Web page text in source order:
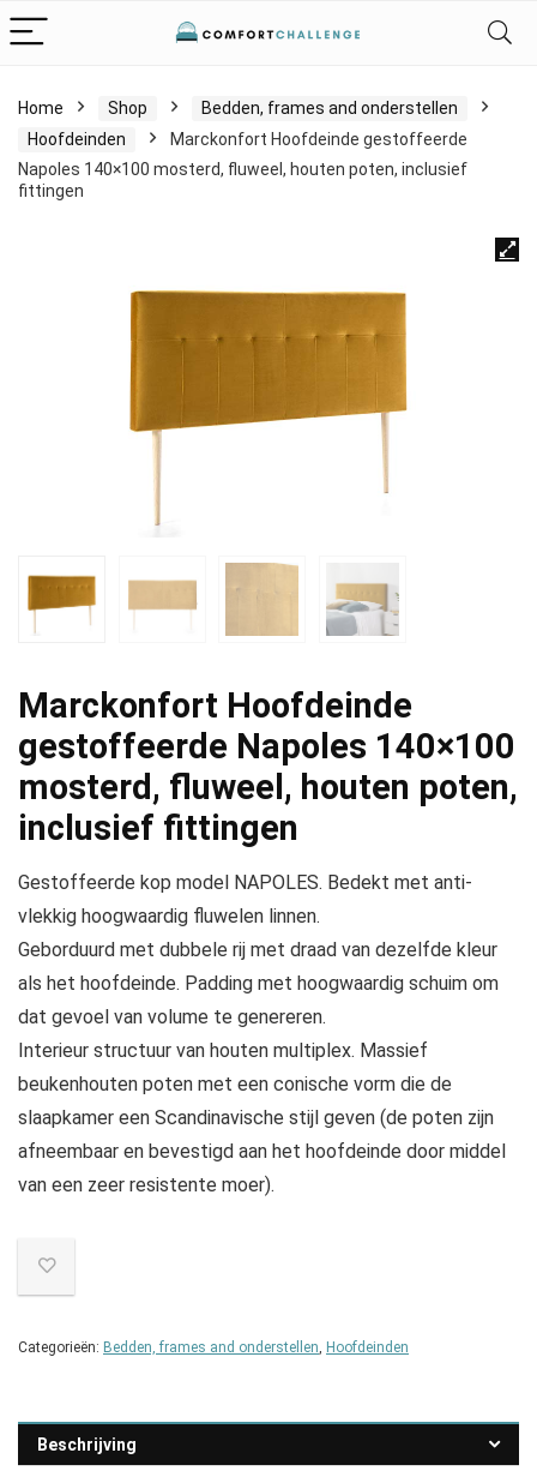
Home Shop
Bedden, frames and onderstellen
Hoofdeinden
Marckonfort Hoofdeinde gestoffeerde
Napoles 140×100 mosterd, fluweel, houten poten, inclusief
fittingen
Marckonfort Hoofdeinde
gestoffeerde Napoles 140×100
mosterd, fluweel, houten poten,
inclusief fittingen
Gestoffeerde kop model NAPOLES. Bedekt met anti-
vlekkig hoogwaardig fluwelen linnen.
Geborduurd met dubbele rij met draad van dezelfde kleur
als het hoofdeinde. Padding met hoogwaardig schuim om
dat gevoel van volume te genereren.
Interieur structuur van houten multiplex. Massief
beukenhouten poten met een conische vorm die de
slaapkamer een Scandinavische stijl geven (de poten zijn
afneembaar en bevestigd aan het hoofdeinde door middel
van een zeer resistente moer).
Categorieën: Bedden, frames and onderstellen, Hoofdeinden
Beschrijving